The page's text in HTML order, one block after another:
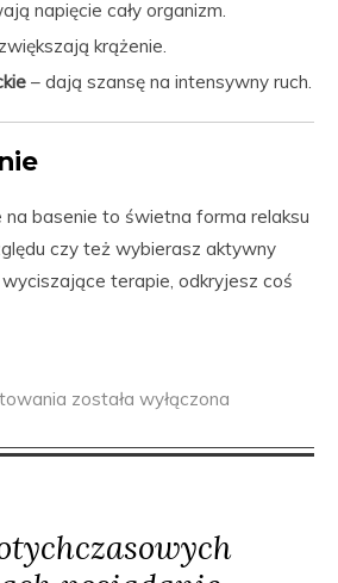
napięcie cały organizm.
krążenie.
– dają szansę na intensywny ruch.
basenie to świetna forma relaksu
czy też wybierasz aktywny
terapie, odkryjesz coś
została wyłączona